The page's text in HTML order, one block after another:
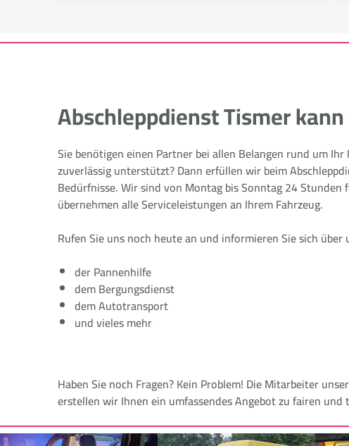
Abschleppdienst Tismer
Sie benötigen einen Partner bei allen Belangen rund um Ihr
zuverlässig unterstützt? Dann erfüllen wir beim
Bedürfnisse. Wir sind von Montag bis Sonntag 24 Stunden
übernehmen alle Serviceleistungen an Ihrem Fahrzeug.
Rufen Sie uns noch heute an und informieren Sie sich über
der Pannenhilfe
dem Bergungsdienst
dem Autotransport
und vieles mehr
Haben Sie noch Fragen? Kein Problem! Die Mitarbeiter
erstellen wir Ihnen ein umfassendes Angebot zu fairen und